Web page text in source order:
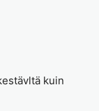
kuin